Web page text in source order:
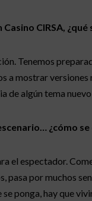
CIRSA, ¿qué
Tenemos
a mostrar
de algún tema
¿cómo
el espectador.
pasa por muchos
ponga, hay que